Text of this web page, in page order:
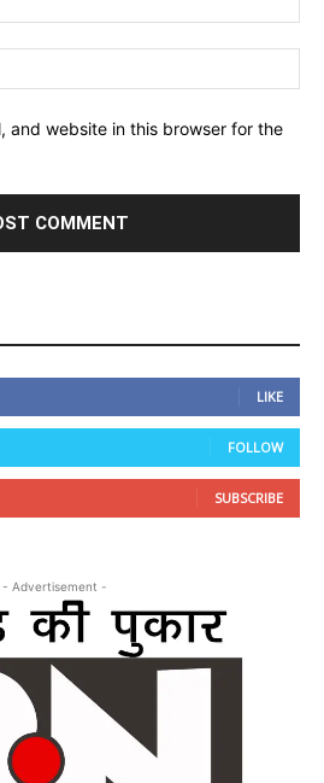
and website in this browser for the
LIKE
FOLLOW
SUBSCRIBE
- Advertisement -